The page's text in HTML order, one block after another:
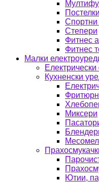
Спортни
Степери
Фитнес
Фитнес
Малки
Кухненски
Миксери
Ютии,